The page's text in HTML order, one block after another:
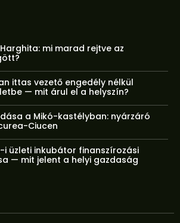
mi marad rejtve az
ittas vezető engedély nélkül
— mit árul el a helyszín?
a Mikó-kastélyban: nyárzáró
Ciucen
i üzleti inkubátor finanszírozási
— mit jelent a helyi gazdaság